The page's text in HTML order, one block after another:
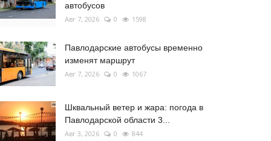
автобусов
Авг 7, 2026 0 1598
Павлодарские автобусы временно
изменят маршрут
Авг 7, 2026 0 1067
Шквальный ветер и жара: погода в
Павлодарской области 3...
Авг 3, 2026 0 844